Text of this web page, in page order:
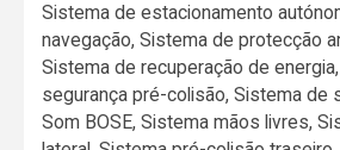
Sistema de estacionamento
navegação, Sistema de protecção
Sistema de recuperação de
segurança pré-colisão, Sistema de
Som BOSE, Sistema mãos livres,